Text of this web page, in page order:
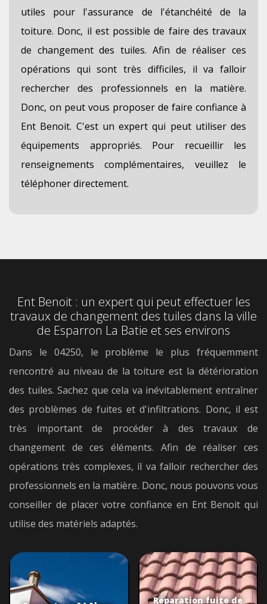
utiles pour l'assurance de l'étanchéité de la
toiture. Donc, il est possible de faire des travaux
de changement des tuiles. Afin de réaliser ces
opérations qui sont très difficiles, il va falloir
rechercher des professionnels en la matière.
Donc, on peut vous proposer de faire confiance à
Ent Benoit. C'est un expert qui peut utiliser des
équipements appropriés. Pour recueillir les
renseignements complémentaires, veuillez le
téléphoner directement.
Ent Benoit : un expert qui peut effectuer les
travaux de changement des tuiles dans la ville
de Esparron La Batie et ses environs
Dans le 04250, le problème le plus fréquemment
rencontré au niveau de la toiture est la détérioration
des tuiles. Sachez que cela va inévitablement entraîner
des problèmes de fuites et d'infiltrations. Donc, il est
très important de procéder à des travaux de
changement de ces éléments. Afin de réaliser ces
opérations très complexes, il va falloir rechercher des
professionnels en la matière. Donc, nous pouvons vous
conseiller de placer votre confiance en Ent Benoit qui
utilise des matériels adaptés.
Réparation fuite de